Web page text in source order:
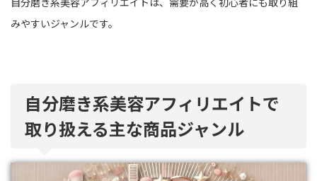
みやすいジャンルです。
自分磨き系美容アフィリエイトで
取り扱える主な商品ジャンル